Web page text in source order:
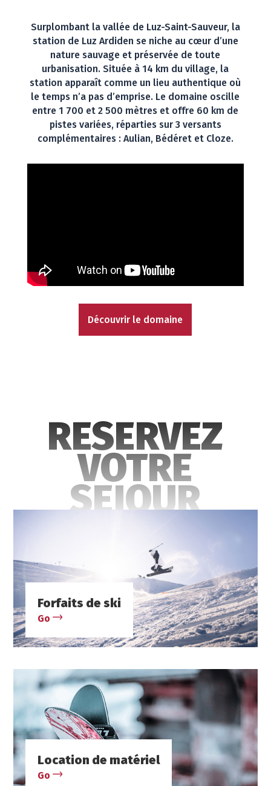
Surplombant la vallée de Luz-Saint-Sauveur, la
station de Luz Ardiden se niche au cœur d’une
nature sauvage et préservée de toute
urbanisation. Située à 14 km du village, la
station apparaît comme un lieu authentique où
le temps n’a pas d’emprise. Le domaine oscille
entre 1 700 et 2 500 mètres et offre 60 km de
pistes variées, réparties sur 3 versants
complémentaires : Aulian, Bédéret et Cloze.
Découvrir le domaine
RESERVEZ
VOTRE
SEJOUR
Forfaits de ski
Go
Location de matériel
Go